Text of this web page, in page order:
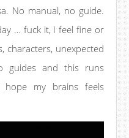
No manual, no guide.
… fuck it, I feel fine or
characters, unexpected
guides and this runs
my brains feels